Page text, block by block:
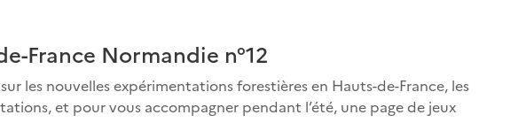
France Normandie n°12
les nouvelles expérimentations forestières en Hauts-de-France, les
et pour vous accompagner pendant l’été, une page de jeux